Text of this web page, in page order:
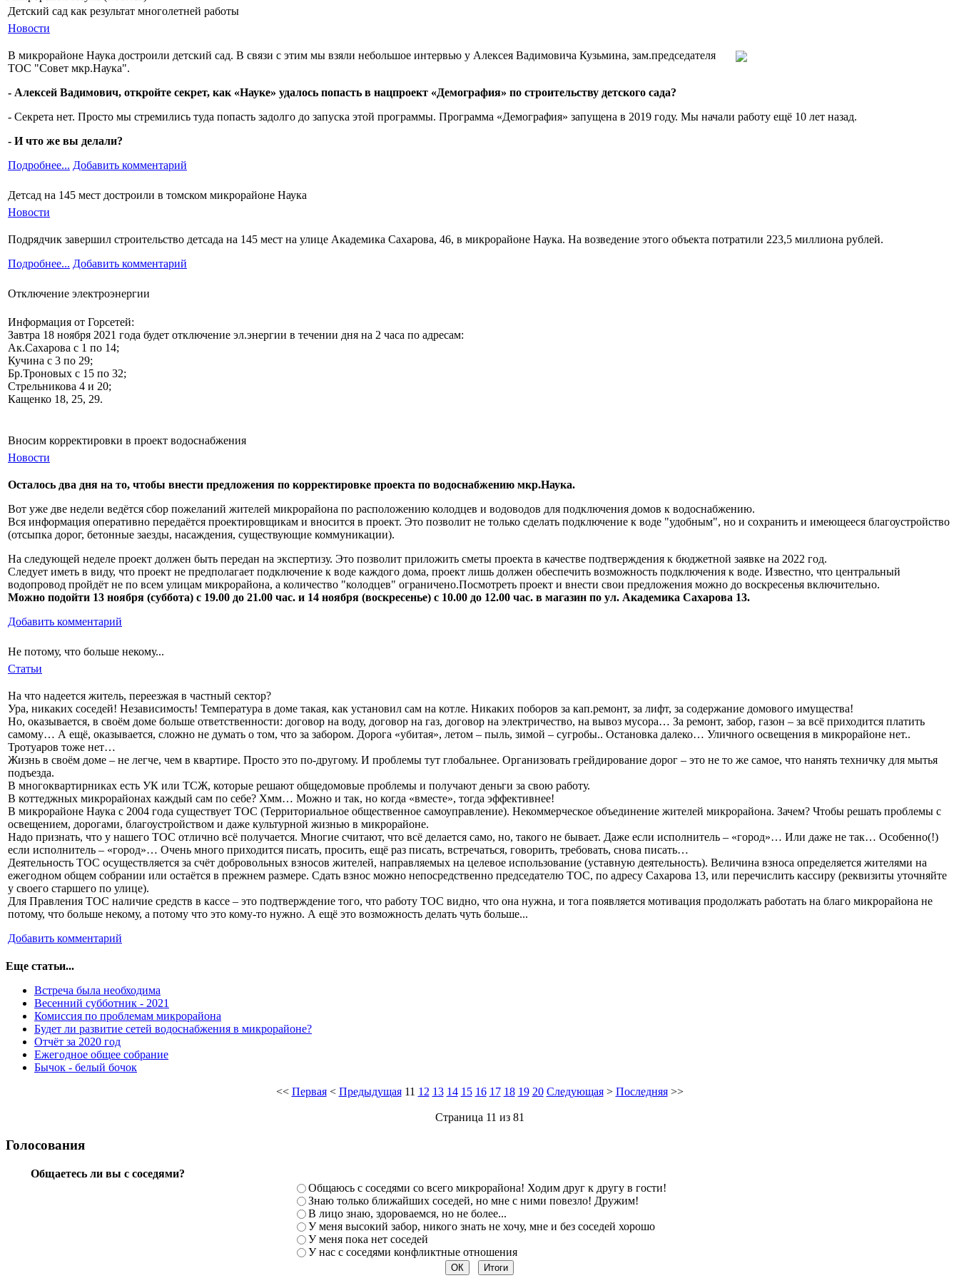
Детский сад как результат многолетней работы
Новости
В микрорайоне Наука достроили детский сад. В связи с этим мы взяли небольшое интервью у Алексея Вадимовича Кузьмина, зам.председателя
ТОС "Совет мкр.Наука".
- Алексей Вадимович, откройте секрет, как «Науке» удалось попасть в нацпроект «Демография» по строительству детского сада?
- Секрета нет. Просто мы стремились туда попасть задолго до запуска этой программы. Программа «Демография» запущена в 2019 году. Мы начали работу ещё 10 лет назад.
- И что же вы делали?
Подробнее... Добавить комментарий
Детсад на 145 мест достроили в томском микрорайоне Наука
Новости
Подрядчик завершил строительство детсада на 145 мест на улице Академика Сахарова, 46, в микрорайоне Наука. На возведение этого объекта потратили 223,5 миллиона рублей.
Подробнее... Добавить комментарий
Отключение электроэнергии
Информация от Горсетей:
Завтра 18 ноября 2021 года будет отключение эл.энергии в течении дня на 2 часа по адресам:
Ак.Сахарова с 1 по 14;
Кучина с 3 по 29;
Бр.Троновых с 15 по 32;
Стрельникова 4 и 20;
Кащенко 18, 25, 29.
Вносим корректировки в проект водоснабжения
Новости
Осталось два дня на то, чтобы внести предложения по корректировке проекта по водоснабжению мкр.Наука.
Вот уже две недели ведётся сбор пожеланий жителей микрорайона по расположению колодцев и водоводов для подключения домов к водоснабжению.
Вся информация оперативно передаётся проектировщикам и вносится в проект. Это позволит не только сделать подключение к воде "удобным", но и сохранить и имеющееся благоустройство
(отсыпка дорог, бетонные заезды, насаждения, существующие коммуникации).
На следующей неделе проект должен быть передан на экспертизу. Это позволит приложить сметы проекта в качестве подтверждения к бюджетной заявке на 2022 год.
Следует иметь в виду, что проект не предполагает подключение к воде каждого дома, проект лишь должен обеспечить возможность подключения к воде. Известно, что центральный
водопровод пройдёт не по всем улицам микрорайона, а количество "колодцев" ограничено.Посмотреть проект и внести свои предложения можно до воскресенья включительно.
Можно подойти 13 ноября (суббота) с 19.00 до 21.00 час. и 14 ноября (воскресенье) с 10.00 до 12.00 час. в магазин по ул. Академика Сахарова 13.
Добавить комментарий
Не потому, что больше некому...
Статьи
На что надеется житель, переезжая в частный сектор?
Ура, никаких соседей! Независимость! Температура в доме такая, как установил сам на котле. Никаких поборов за кап.ремонт, за лифт, за содержание домового имущества!
Но, оказывается, в своём доме больше ответственности: договор на воду, договор на газ, договор на электричество, на вывоз мусора… За ремонт, забор, газон – за всё приходится платить
самому… А ещё, оказывается, сложно не думать о том, что за забором. Дорога «убитая», летом – пыль, зимой – сугробы.. Остановка далеко… Уличного освещения в микрорайоне нет..
Тротуаров тоже нет…
Жизнь в своём доме – не легче, чем в квартире. Просто это по-другому. И проблемы тут глобальнее. Организовать грейдирование дорог – это не то же самое, что нанять техничку для мытья
подъезда.
В многоквартирниках есть УК или ТСЖ, которые решают общедомовые проблемы и получают деньги за свою работу.
В коттеджных микрорайонах каждый сам по себе? Хмм… Можно и так, но когда «вместе», тогда эффективнее!
В микрорайоне Наука с 2004 года существует ТОС (Территориальное общественное самоуправление). Некоммерческое объединение жителей микрорайона. Зачем? Чтобы решать проблемы с
освещением, дорогами, благоустройством и даже культурной жизнью в микрорайоне.
Надо признать, что у нашего ТОС отлично всё получается. Многие считают, что всё делается само, но, такого не бывает. Даже если исполнитель – «город»… Или даже не так… Особенно(!)
если исполнитель – «город»… Очень много приходится писать, просить, ещё раз писать, встречаться, говорить, требовать, снова писать…
Деятельность ТОС осуществляется за счёт добровольных взносов жителей, направляемых на целевое использование (уставную деятельность). Величина взноса определяется жителями на
ежегодном общем собрании или остаётся в прежнем размере. Сдать взнос можно непосредственно председателю ТОС, по адресу Сахарова 13, или перечислить кассиру (реквизиты уточняйте
у своего старшего по улице).
Для Правления ТОС наличие средств в кассе – это подтверждение того, что работу ТОС видно, что она нужна, и тога появляется мотивация продолжать работать на благо микрорайона не
потому, что больше некому, а потому что это кому-то нужно. А ещё это возможность делать чуть больше...
Добавить комментарий
Еще статьи...
Встреча была необходима
Весенний субботник - 2021
Комиссия по проблемам микрорайона
Будет ли развитие сетей водоснабжения в микрорайоне?
Отчёт за 2020 год
Ежегодное общее собрание
Бычок - белый бочок
<< Первая< Предыдущая 11 12 13 14 15 16 17 18 19 20 Следующая> Последняя>>
Страница 11 из 81
Голосования
Общаетесь ли вы с соседями?
Общаюсь с соседями со всего микрорайона! Ходим друг к другу в гости!
Знаю только ближайших соседей, но мне с ними повезло! Дружим!
В лицо знаю, здороваемся, но не более...
У меня высокий забор, никого знать не хочу, мне и без соседей хорошо
У меня пока нет соседей
У нас с соседями конфликтные отношения